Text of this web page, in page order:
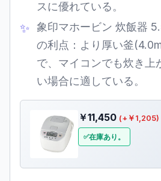
スに優れている。
象印マホービン 炊飯器
の利点：より厚い釜
で、マイコンでも炊き上
い場合に適している。
￥11,450 (+￥1,205)
在庫あり。